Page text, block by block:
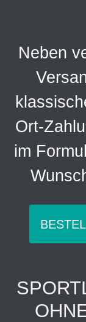
Neben
Ort-
im